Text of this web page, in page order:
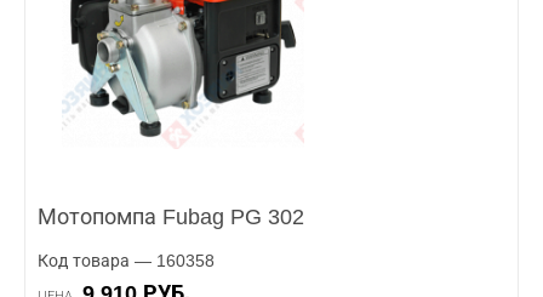
Мотопомпа Fubag PG 302
Код товара — 160358